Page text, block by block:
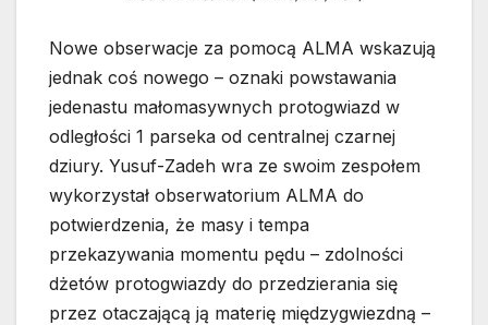
Nowe obserwacje za pomocą ALMA wskazują
jednak coś nowego – oznaki powstawania
jedenastu małomasywnych protogwiazd w
odległości 1 parseka od centralnej czarnej
dziury. Yusuf-Zadeh wra ze swoim zespołem
wykorzystał obserwatorium ALMA do
potwierdzenia, że masy i tempa
przekazywania momentu pędu – zdolności
dżetów protogwiazdy do przedzierania się
przez otaczającą ją materię międzygwiezdną –